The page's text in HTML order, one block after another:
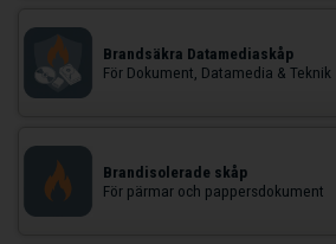
Brandsäkra Datamediaskåp
För Dokument, Datamedia & Teknik
Brandisolerade skåp
För pärmar och pappersdokument